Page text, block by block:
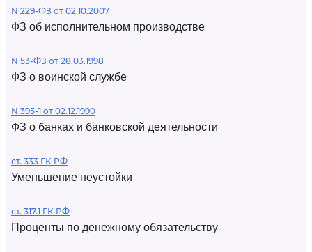
N 229-ФЗ от 02.10.2007
ФЗ об исполнительном производстве
N 53-ФЗ от 28.03.1998
ФЗ о воинской службе
N 395-1 от 02.12.1990
ФЗ о банках и банковской деятельности
ст. 333 ГК РФ
Уменьшение неустойки
ст. 317.1 ГК РФ
Проценты по денежному обязательству